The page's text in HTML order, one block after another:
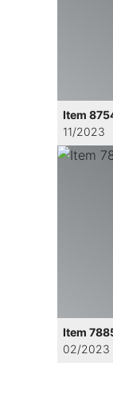
Item
11/2023
Item
02/2023